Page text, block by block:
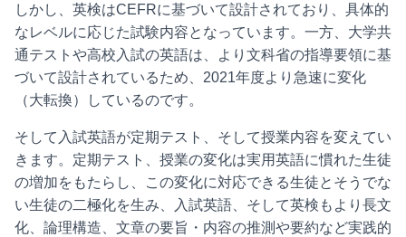
しかし、英検はCEFRに基づいて設計されており、具体的
なレベルに応じた試験内容となっています。一方、大学共
通テストや高校入試の英語は、より文科省の指導要領に基
づいて設計されているため、2021年度より急速に変化
（大転換）しているのです。
そして入試英語が定期テスト、そして授業内容を変えてい
きます。定期テスト、授業の変化は実用英語に慣れた生徒
の増加をもたらし、この変化に対応できる生徒とそうでな
い生徒の二極化を生み、入試英語、そして英検もより長文
化、論理構造、文章の要旨・内容の推測や要約など実践的